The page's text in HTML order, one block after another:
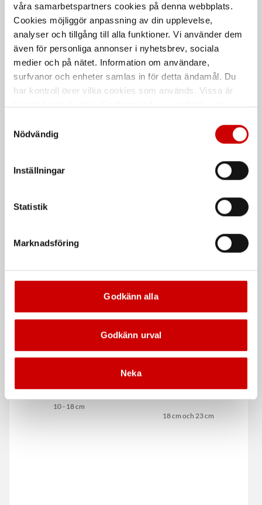
våra samarbetspartners cookies på denna webbplats.
Cookies möjliggör anpassning av din upplevelse,
analyser och tillgång till alla funktioner. Vi använder dem
även för personliga annonser i nyhetsbrev, sociala
medier och på nätet. Information om användare,
surfvanor och enheter samlas in för detta ändamål. Du
har kontroll över vilka cookies som används. Vissa är
tekniskt nödvändiga. Godkännande av statistik- och
länder utanför EU med olika dataskyddsnormer. Genom
att godkänna samtycker du till sådana överföringar. Läs
Nödvändig
Inställningar
Statistik
Marknadsföring
Godkänn alla
Godkänn urval
Neka
Skumroller Wurth
100 mm
10-15cm
Tråginsats 2-pack
10 - 18 cm
Anza Roller allround
Maxi
18 cm och 23 cm